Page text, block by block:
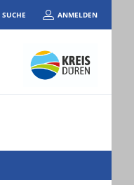
SUCHE ANMELDEN